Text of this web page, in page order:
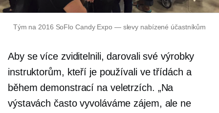
Tým na 2016 SoFlo Candy Expo — slevy nabízené účastníkům
Aby se více zviditelnili, darovali své výrobky
instruktorům, kteří je používali ve třídách a
během demonstrací na veletrzích. „Na
výstavách často vyvoláváme zájem, ale ne